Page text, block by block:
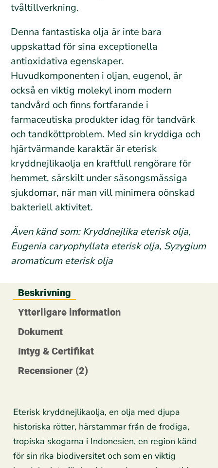
tvåltillverkning.
Denna fantastiska olja är inte bara
uppskattad för sina exceptionella
antioxidativa egenskaper.
Huvudkomponenten i oljan, eugenol, är
också en viktig molekyl inom modern
tandvård och finns fortfarande i
farmaceutiska produkter idag för tandvärk
och tandköttproblem. Med sin kryddiga och
hjärtvärmande karaktär är eterisk
kryddnejlikaolja en kraftfull rengörare för
hemmet, särskilt under säsongsmässiga
sjukdomar, när man vill minimera oönskad
bakteriell aktivitet.
Även känd som: Kryddnejlika eterisk olja,
Eugenia caryophyllata eterisk olja, Syzygium
aromaticum eterisk olja
Beskrivning
Ytterligare information
Dokument
Intyg & Certifikat
Recensioner (2)
Eterisk kryddnejlikaolja, en olja med djupa
historiska rötter, härstammar från de frodiga,
tropiska skogarna i Indonesien, en region känd
för sin rika biodiversitet och som en viktig